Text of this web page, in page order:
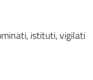
istituti, vigilati